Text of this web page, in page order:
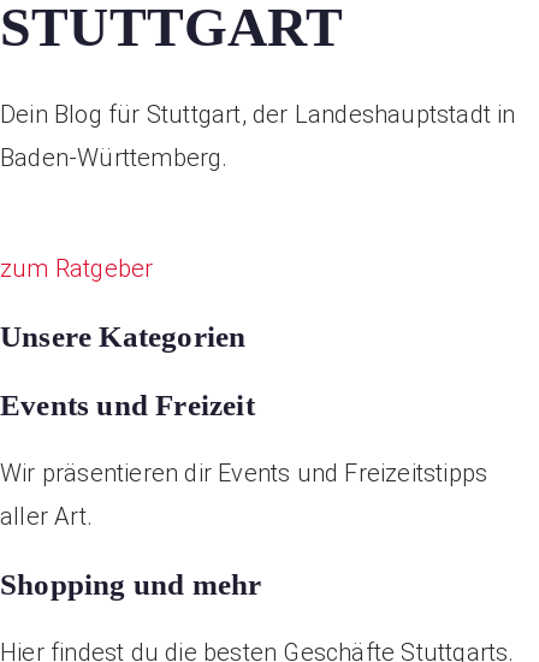
STUTTGART
Dein Blog für Stuttgart, der Landeshauptstadt in
Baden-Württemberg.
zum Ratgeber
Unsere Kategorien
Events und Freizeit
Wir präsentieren dir Events und Freizeitstipps
aller Art.
Shopping und mehr
Hier findest du die besten Geschäfte Stuttgarts.